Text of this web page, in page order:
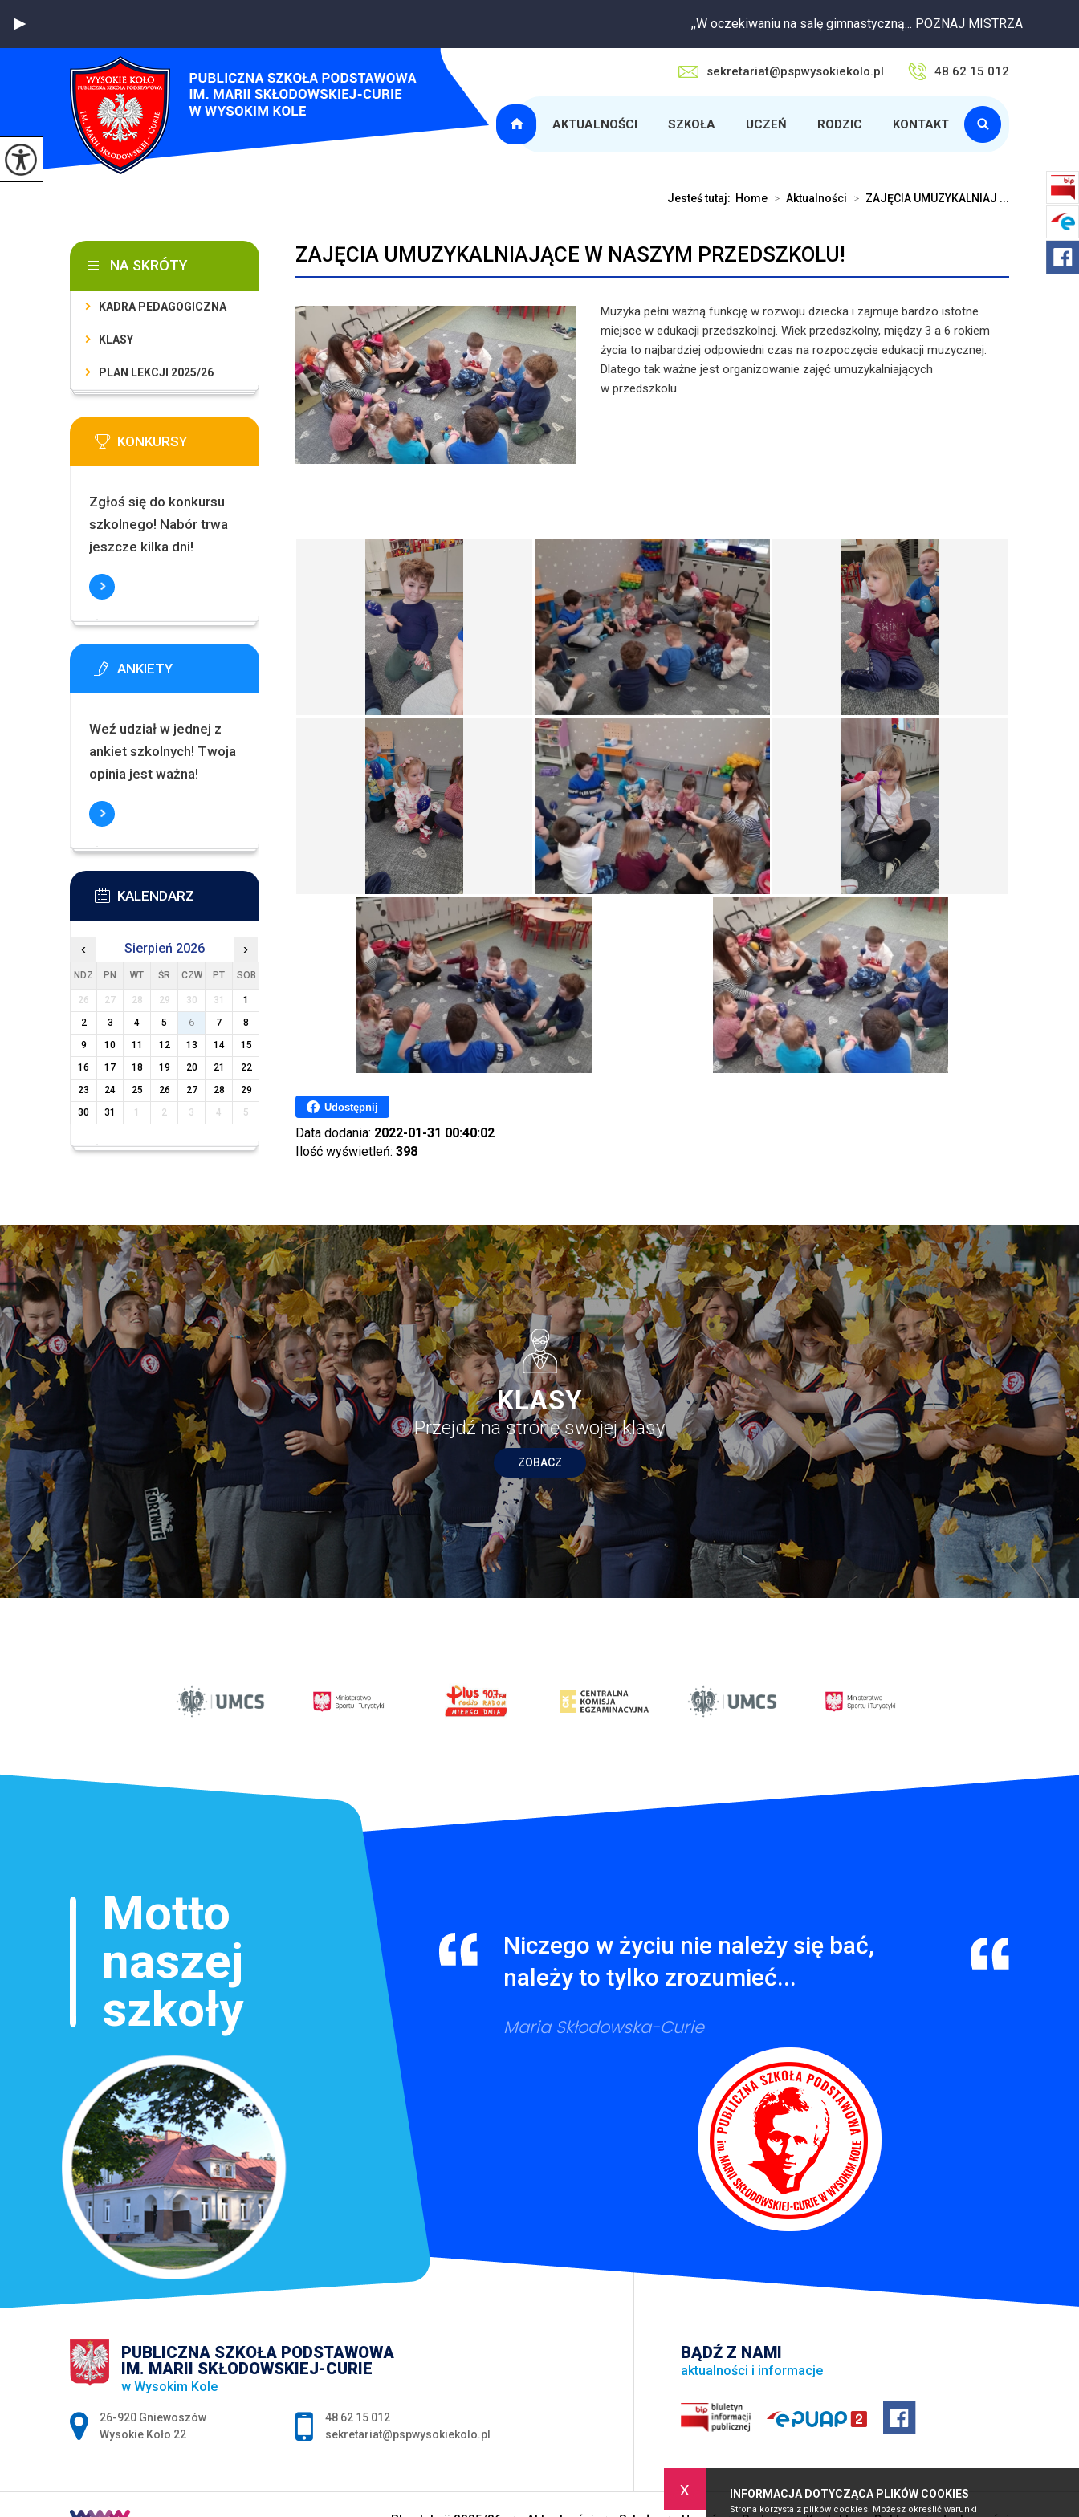
x INFORMACJA DOTYCZĄCA PLIKÓW COOKIES
Strona korzysta z plików cookies. Możesz określić warunki
,,W oczekiwaniu na salę gimnastyczną... POZNAJ MISTRZA
sekretariat@pspwysokiekolo.pl 48 62 15 012
AKTUALNOŚCI SZKOŁA UCZEŃ RODZIC KONTAKT
Jesteś tutaj: Home > Aktualności > ZAJĘCIA UMUZYKALNIAJ ...
ZAJĘCIA UMUZYKALNIAJĄCE W NASZYM PRZEDSZKOLU!
Muzyka pełni ważną funkcję w rozwoju dziecka i zajmuje bardzo istotne
miejsce w edukacji przedszkolnej. Wiek przedszkolny, między 3 a 6 rokiem
życia to najbardziej odpowiedni czas na rozpoczęcie edukacji muzycznej.
Dlatego tak ważne jest organizowanie zajęć umuzykalniających
w przedszkolu.
Udostępnij
Data dodania: 2022-01-31 00:40:02
Ilość wyświetleń: 398
NA SKRÓTY
KADRA PEDAGOGICZNA
KLASY
PLAN LEKCJI 2025/26
KONKURSY
Zgłoś się do konkursu
szkolnego! Nabór trwa
jeszcze kilka dni!
ANKIETY
Weź udział w jednej z
ankiet szkolnych! Twoja
opinia jest ważna!
KALENDARZ
‹ Sierpień 2026 ›
NDZ PN WT ŚR CZW PT SOB
26 27 28 29 30 31
1
2
3 4 5 6 7
8
9
10 11 12 13 14
15
16
17 18 19 20 21
22
23
24 25 26 27 28
29
30
31 1 2 3 4 5
KLASY
Przejdź na stronę swojej klasy
ZOBACZ
Niczego w życiu nie należy się bać,
należy to tylko zrozumieć...
Maria Skłodowska-Curie
PUBLICZNA SZKOŁA PODSTAWOWA
IM. MARII SKŁODOWSKIEJ-CURIE
w Wysokim Kole
Adres pocztowy:
26-920 Gniewoszów
Wysokie Koło 22
48 62 15 012
sekretariat@pspwysokiekolo.pl
BĄDŹ Z NAMI
aktualności i informacje